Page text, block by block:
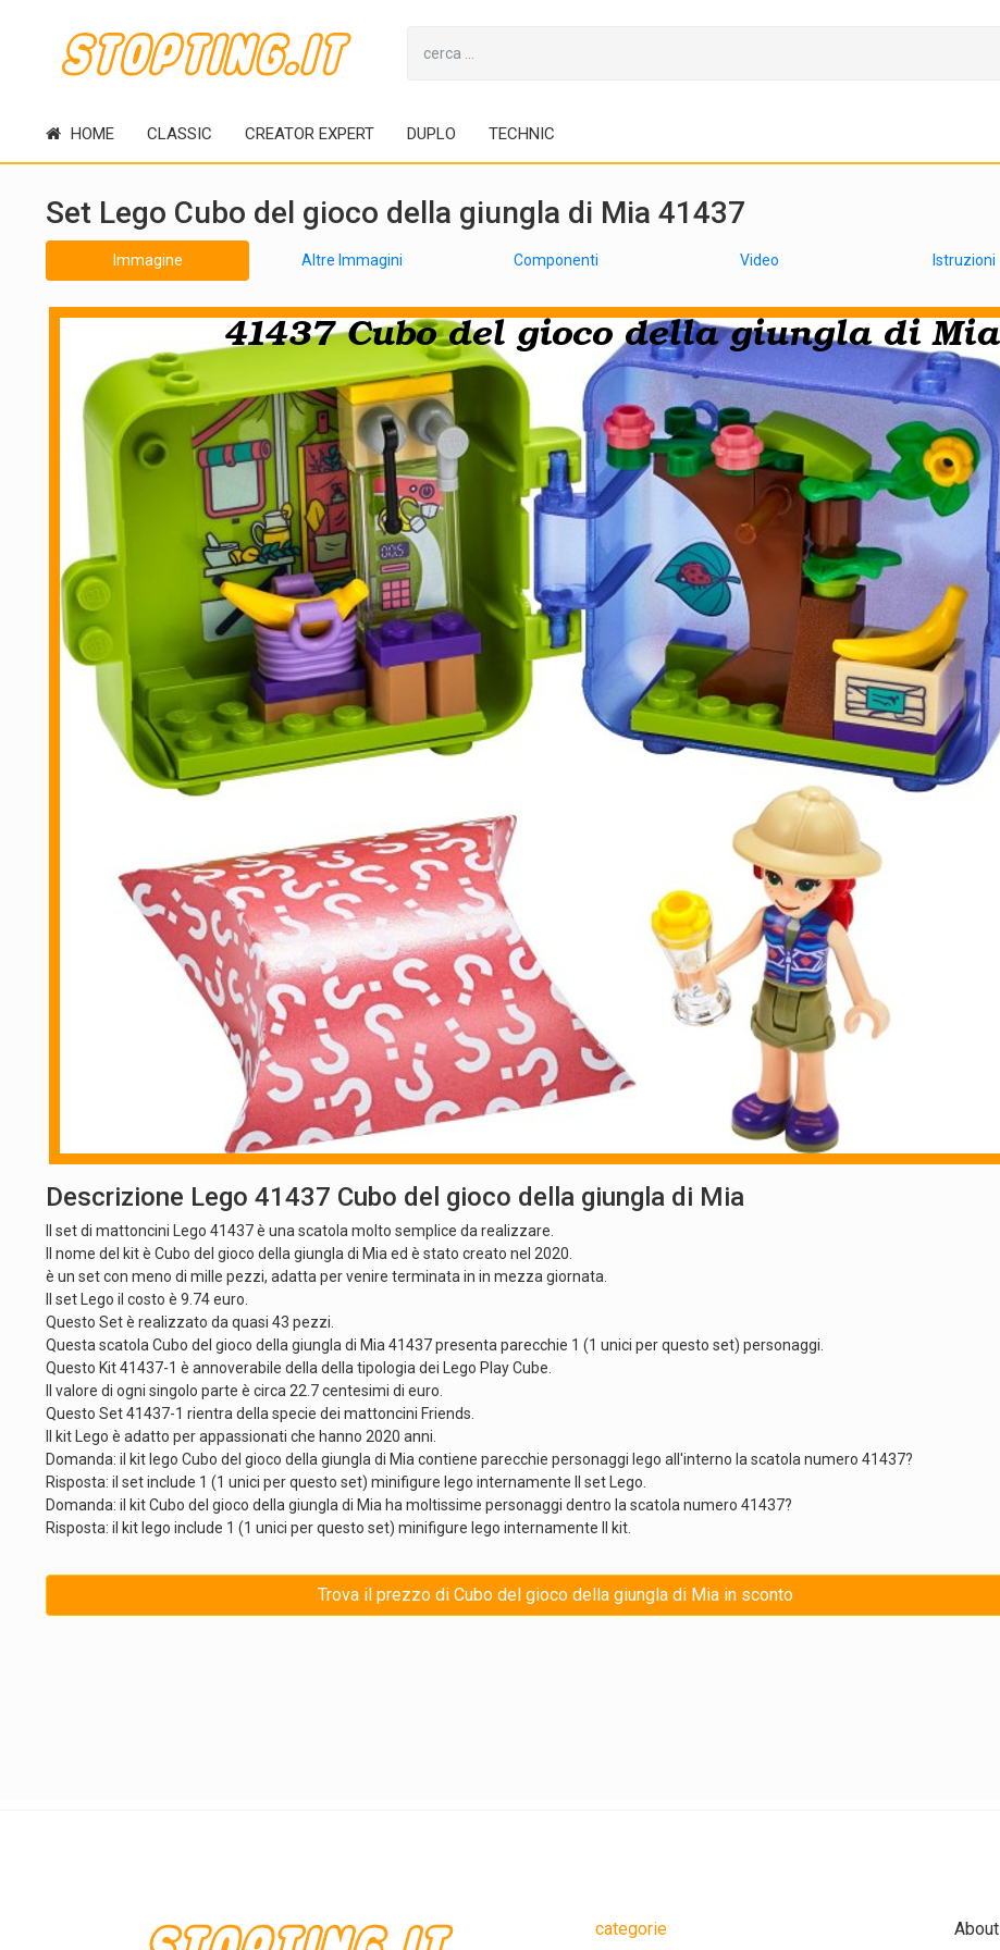
HOME CLASSIC CREATOR EXPERT DUPLO TECHNIC
Set Lego Cubo del gioco della giungla di Mia 41437
Immagine Altre Immagini Componenti Video Istruzioni
Descrizione Lego 41437 Cubo del gioco della giungla di Mia
Il set di mattoncini Lego 41437 è una scatola molto semplice da realizzare.
Il nome del kit è Cubo del gioco della giungla di Mia ed è stato creato nel 2020.
è un set con meno di mille pezzi, adatta per venire terminata in in mezza giornata.
Il set Lego il costo è 9.74 euro.
Questo Set è realizzato da quasi 43 pezzi.
Questa scatola Cubo del gioco della giungla di Mia 41437 presenta parecchie 1 (1 unici per questo set) personaggi.
Questo Kit 41437-1 è annoverabile della della tipologia dei Lego Play Cube.
Il valore di ogni singolo parte è circa 22.7 centesimi di euro.
Questo Set 41437-1 rientra della specie dei mattoncini Friends.
Il kit Lego è adatto per appassionati che hanno 2020 anni.
Domanda: il kit lego Cubo del gioco della giungla di Mia contiene parecchie personaggi lego all'interno la scatola numero 41437?
Risposta: il set include 1 (1 unici per questo set) minifigure lego internamente Il set Lego.
Domanda: il kit Cubo del gioco della giungla di Mia ha moltissime personaggi dentro la scatola numero 41437?
Risposta: il kit lego include 1 (1 unici per questo set) minifigure lego internamente Il kit.
Trova il prezzo di Cubo del gioco della giungla di Mia in sconto
categorie About